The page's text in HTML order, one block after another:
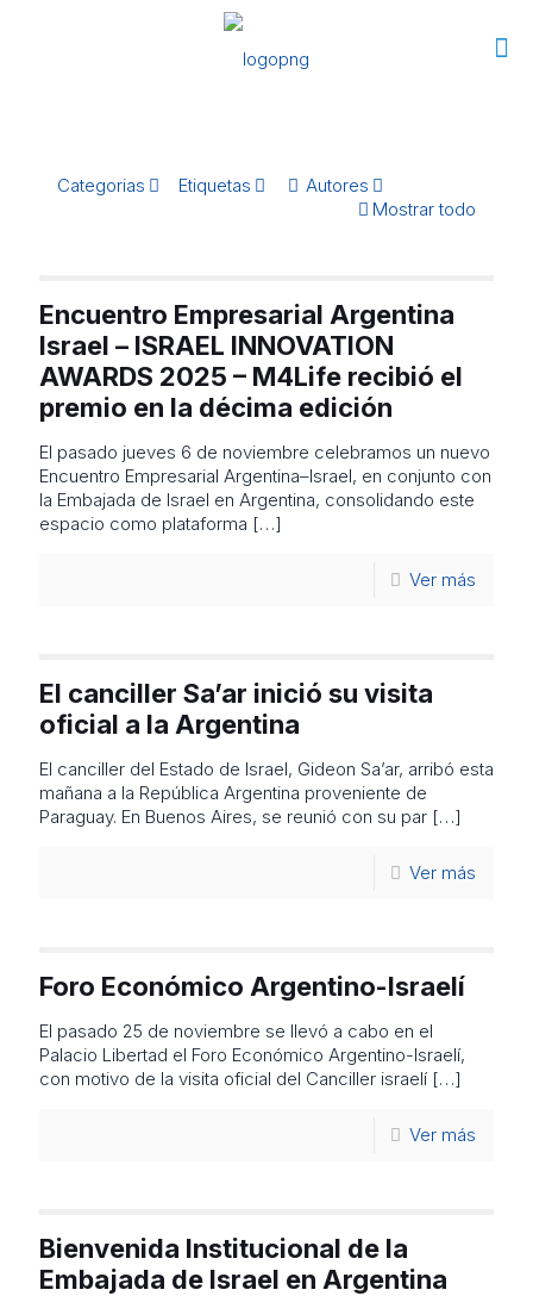
Categorias Etiquetas
Autores
Mostrar todo
Encuentro Empresarial Argentina
Israel – ISRAEL INNOVATION
AWARDS 2025 – M4Life recibió el
premio en la décima edición
El pasado jueves 6 de noviembre celebramos un nuevo
Encuentro Empresarial Argentina–Israel, en conjunto con
la Embajada de Israel en Argentina, consolidando este
espacio como plataforma […]
Ver más
El canciller Sa’ar inició su visita
oficial a la Argentina
El canciller del Estado de Israel, Gideon Sa’ar, arribó esta
mañana a la República Argentina proveniente de
Paraguay. En Buenos Aires, se reunió con su par […]
Ver más
Foro Económico Argentino-Israelí
El pasado 25 de noviembre se llevó a cabo en el
Palacio Libertad el Foro Económico Argentino-Israelí,
con motivo de la visita oficial del Canciller israelí […]
Ver más
Bienvenida Institucional de la
Embajada de Israel en Argentina